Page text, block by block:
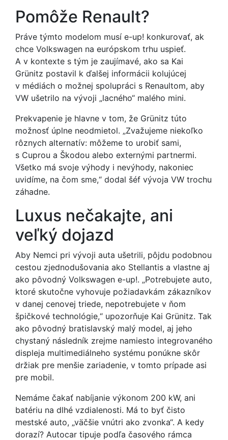
Pomôže Renault?
Práve týmto modelom musí e-up! konkurovať, ak
chce Volkswagen na európskom trhu uspieť.
A v kontexte s tým je zaujímavé, ako sa Kai
Grünitz postavil k ďalšej informácii kolujúcej
v médiách o možnej spolupráci s Renaultom, aby
VW ušetrilo na vývoji „lacného“ malého mini.
Prekvapenie je hlavne v tom, že Grünitz túto
možnosť úplne neodmietol. „Zvažujeme niekoľko
rôznych alternatív: môžeme to urobiť sami,
s Cuprou a Škodou alebo externými partnermi.
Všetko má svoje výhody i nevýhody, nakoniec
uvidíme, na čom sme,“ dodal šéf vývoja VW trochu
záhadne.
Luxus nečakajte, ani
veľký dojazd
Aby Nemci pri vývoji auta ušetrili, pôjdu podobnou
cestou zjednodušovania ako Stellantis a vlastne aj
ako pôvodný Volkswagen e-up!. „Potrebujete auto,
ktoré skutočne vyhovuje požiadavkám zákazníkov
v danej cenovej triede, nepotrebujete v ňom
špičkové technológie,“ upozorňuje Kai Grünitz. Tak
ako pôvodný bratislavský malý model, aj jeho
chystaný následník zrejme namiesto integrovaného
displeja multimediálneho systému ponúkne skôr
držiak pre menšie zariadenie, v tomto prípade asi
pre mobil.
Nemáme čakať nabíjanie výkonom 200 kW, ani
batériu na dlhé vzdialenosti. Má to byť čisto
mestské auto, „väčšie vnútri ako zvonka“. A kedy
dorazí? Autocar tipuje podľa časového rámca